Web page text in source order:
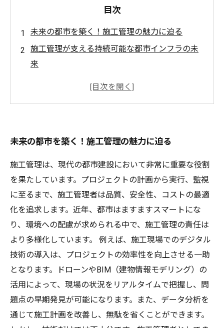
目次
未来の都市を築く！施工管理の魅力に迫る
施工管理が支える持続可能な都市インフラの未
来
デジタル革新と施工管理：未来のプロジェクト
施工管理者の役割多様化：スマートシティに求
められる新たな挑戦
未来の都市形成に向けた施工管理の実践事例
施工管理の未来と都市の進化：共に歩む新しい
時代
未来の都市を築く！施工管理の魅力に迫る
施工管理は、現代の都市建設において非常に重要な役割
を果たしています。プロジェクトの計画から実行、監視
に至るまで、施工管理者は品質、安全性、コストの最適
化を追求します。近年、都市はますますスマートにな
り、環境への配慮が求められる中で、施工管理の責任は
より多様化しています。 例えば、施工現場でのデジタル
技術の導入は、プロジェクトの効率性を向上させる一助
となります。ドローンやBIM（建物情報モデリング）の
活用によって、現場の状況をリアルタイムで把握し、問
題点の早期発見が可能になります。また、データ分析を
通じて施工計画を改善し、無駄を省くことができます。